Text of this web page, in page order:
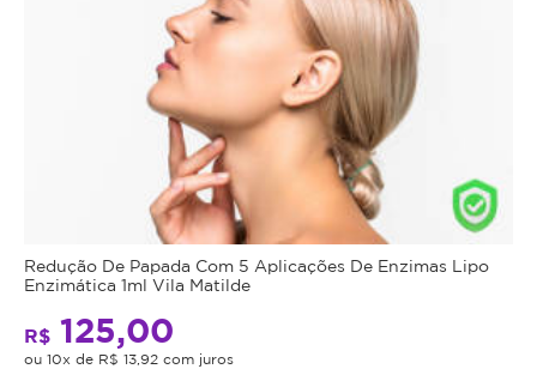
Redução De Papada Com 5 Aplicações De Enzimas Lipo
Enzimática 1ml Vila Matilde
R$ 125,00
ou 10x de R$ 13,92 com juros